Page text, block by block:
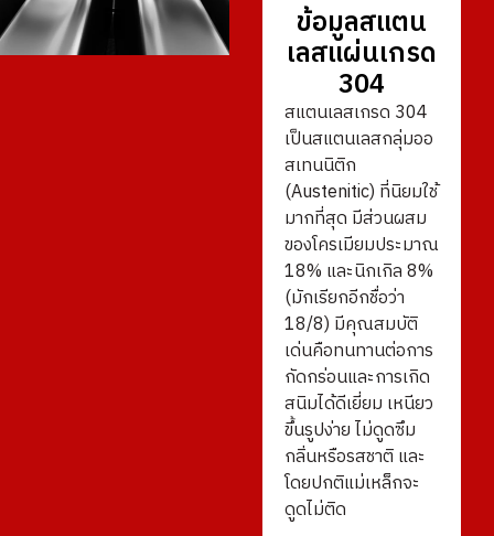
ข้อมูลสแตน
เลสแผ่นเกรด
304
สแตนเลสเกรด 304
เป็นสแตนเลสกลุ่มออ
สเทนนิติก
(Austenitic) ที่นิยมใช้
มากที่สุด มีส่วนผสม
ของโครเมียมประมาณ
18% และนิกเกิล 8%
(มักเรียกอีกชื่อว่า
18/8) มีคุณสมบัติ
เด่นคือทนทานต่อการ
กัดกร่อนและการเกิด
สนิมได้ดีเยี่ยม เหนียว
ขึ้นรูปง่าย ไม่ดูดซึม
กลิ่นหรือรสชาติ และ
โดยปกติแม่เหล็กจะ
ดูดไม่ติด